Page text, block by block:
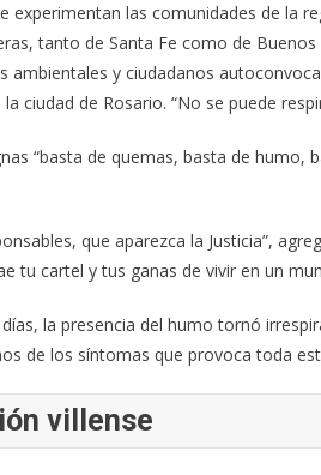
experimentan las comunidades de la
tanto de Santa Fe como de
ambientales y ciudadanos
ciudad de Rosario. “No se puede
“basta de quemas, basta de humo,
que aparezca la Justicia”,
tu cartel y tus ganas de vivir en un
la presencia del humo tornó
de los síntomas que provoca toda
villense